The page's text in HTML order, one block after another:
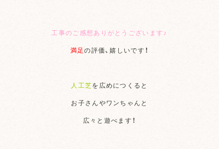
工事のご感想ありがとうございます♪
満足の評価、嬉しいです！
人工芝を広めにつくると
お子さんやワンちゃんと
広々と遊べます！